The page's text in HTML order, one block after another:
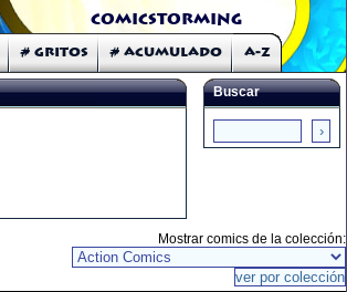
COMICSTORMING
# Gritos # Acumulado A-Z
Buscar
Mostrar comics de la colección: